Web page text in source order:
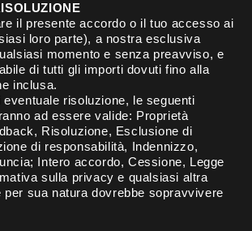
il presente accordo o il tuo accesso ai
loro parte), a nostra esclusiva
momento e senza preavviso, e
di tutti gli importi dovuti fino alla
inclusa.
risoluzione, le seguenti
ad essere valide: Proprietà
Risoluzione, Esclusione di
di responsabilità, Indennizzo,
Intero accordo, Cessione, Legge
sulla privacy e qualsiasi altra
per sua natura dovrebbe sopravvivere